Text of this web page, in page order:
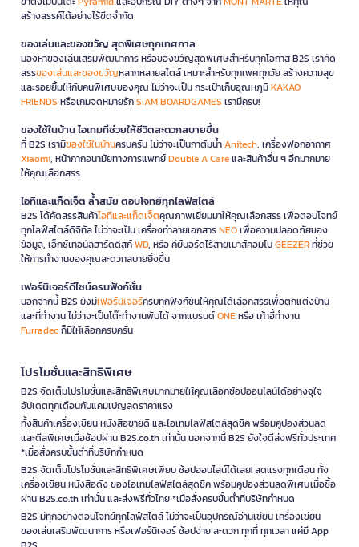
สร้างสรรค์ได้อย่างไร้ขีดจำกัด
ของเล่นและของขวัญ สุดพิเศษทุกเทศกาล
มองหาของเล่นเสริมพัฒนาการ หรือของขวัญสุดพิเศษสำหรับทุกโอกาส B2S เราคัด
สรรของเล่นและของขวัญหลากหลายสไตล์ เหมาะสำหรับทุกเพศทุกวัย สร้างความสุข
และรอยยิ้มให้กับคนพิเศษของคุณ ไม่ว่าจะเป็น กระเป๋าเก็บอุณหภูมิKAKAO
FRIENDS หรือเกมจดหมายรักSIAM BOARDGAMES เรามีครบ!
ของใช้ในบ้าน ไอเทมที่ช่วยให้ชีวิตสะดวกสบายขึ้น
ที่ B2S เรามีของใช้ในบ้านครบครัน ไม่ว่าจะเป็นกาต้มน้ำAnitech, เครื่องฟอกอากาศ
Xiaomi, หน้ากากอนามัยทางการแพทย์Double A Careและสินค้าอื่น ๆ อีกมากมาย
ให้คุณเลือกสรร
ไอทีและแก็ดเจ็ต ล้ำสมัย ตอบโจทย์ทุกไลฟ์สไตล์
B2S ได้คัดสรรสินค้าไอทีและแก็ดเจ็ตคุณภาพเยี่ยมมาให้คุณเลือกสรร เพื่อตอบโจทย์
ทุกไลฟ์สไตล์ดิจิทัล ไม่ว่าจะเป็น เครื่องทำลายเอกสารNEOเพื่อความปลอดภัยของ
ข้อมูล, เอ็กซ์เทอนัลฮาร์ดดิสก์WD, หรือ คีย์บอร์ดไร้สายเมาส์คอมโบGEEZERที่ช่วย
ให้การทำงานของคุณสะดวกสบายยิ่งขึ้น
เฟอร์นิเจอร์ดีไซน์ครบฟังก์ชั่น
นอกจากนี้ B2S ยังมีเฟอร์นิเจอร์ครบทุกฟังก์ชันให้คุณได้เลือกสรรเพื่อตกแต่งบ้าน
และที่ทำงาน ไม่ว่าจะเป็นโต๊ะทำงานพับได้ จากแบรนด์ONEหรือ เก้าอี้ทำงาน
Furradecก็มีให้เลือกครบครัน
โปรโมชั่นและสิทธิพิเศษ
B2S จัดเต็มโปรโมชั่นและสิทธิพิเศษมากมายให้คุณเลือกช้อปออนไลน์ได้อย่างจุใจ
อัปเดตทุกเดือนกับแคมเปญลดราคาแรง
ทั้งสินค้าเครื่องเขียน หนังสือขายดี และไอเทมไลฟ์สไตล์สุดชิค พร้อมคูปองส่วนลด
และดีลพิเศษเมื่อช้อปผ่าน B2S.co.th เท่านั้น นอกจากนี้ B2S ยังใจดีส่งฟรีทั่วประเทศ
*เมื่อสั่งครบขั้นต่ำที่บริษัทกำหนด
B2S จัดเต็มโปรโมชั่นและสิทธิพิเศษเพียบ ช้อปออนไลน์ได้เลย! ลดแรงทุกเดือน ทั้ง
เครื่องเขียน หนังสือดัง ของไอเทมไลฟ์สไตล์สุดชิค พร้อมคูปองส่วนลดพิเศษเมื่อซื้อ
ผ่าน B2S.co.th เท่านั้น และส่งฟรีทั่วไทย *เมื่อสั่งครบขั้นต่ำที่บริษัทกำหนด
B2S มีทุกอย่างตอบโจทย์ทุกไลฟ์สไตล์ ไม่ว่าจะเป็นอุปกรณ์อ่านเขียน เครื่องเขียน
ของเล่นเสริมพัฒนาการ หรือเฟอร์นิเจอร์ ช้อปง่าย สะดวก ทุกที่ ทุกเวลา แค่มี App